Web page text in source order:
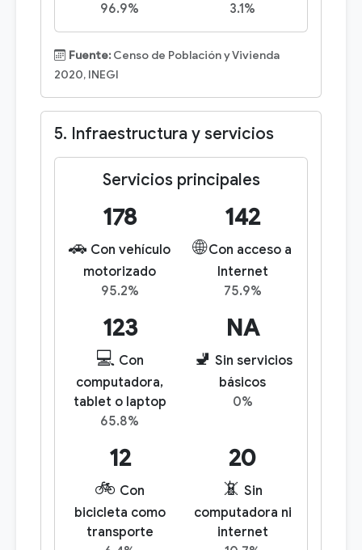
96.9%
3.1%
Fuente: Censo de Población y Vivienda
2020, INEGI
5. Infraestructura y servicios
Servicios principales
178
🚗 Con vehículo
motorizado
95.2%
142
🌐 Con acceso a
Internet
75.9%
123
💻 Con
computadora,
tablet o laptop
65.8%
NA
🚽 Sin servicios
básicos
0%
12
🚲 Con
bicicleta como
transporte
20
📵 Sin
computadora ni
internet